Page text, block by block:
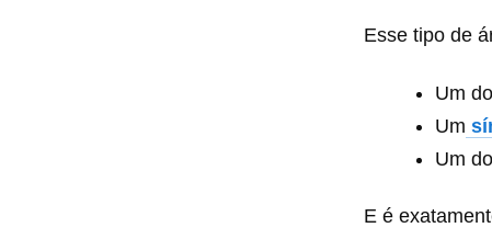
Esse tipo de
Um
Um
Um
E é